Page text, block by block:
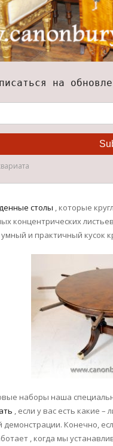
столы , которые
концентрических
и практичный кусок
наборы наша
, если у вас есть какие
демонстрации. Конечно,
, когда мы